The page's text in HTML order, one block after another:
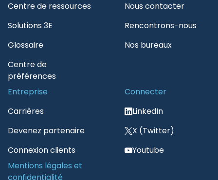
Centre de ressources
Solutions 3E
Glossaire
Centre de
préférences
Nous contacter
Rencontrons-nous
Nos bureaux
Entreprise
Carrières
Devenez partenaire
Connexion clients
Connecter
LinkedIn
X (Twitter)
Youtube
Mentions légales et
confidentialité